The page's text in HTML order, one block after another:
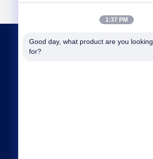
СВЯЖИТЕСЬ С НАМИ
1:37 PM
Good day, what product are you looking
for?